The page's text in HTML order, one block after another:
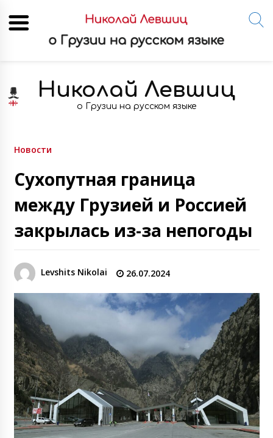
content
Николай Левшиц
о Грузии на русском языке
Новости
Сухопутная граница
между Грузией и Россией
закрылась из-за непогоды
Levshits Nikolai 26.07.2024